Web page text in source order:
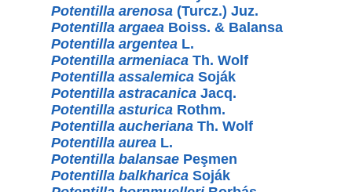
Potentilla arenosa (Turcz.) Juz.
Potentilla argaea Boiss. & Balansa
Potentilla argentea L.
Potentilla armeniaca Th. Wolf
Potentilla assalemica Soják
Potentilla astracanica Jacq.
Potentilla asturica Rothm.
Potentilla aucheriana Th. Wolf
Potentilla aurea L.
Potentilla balansae Peşmen
Potentilla balkharica Soják